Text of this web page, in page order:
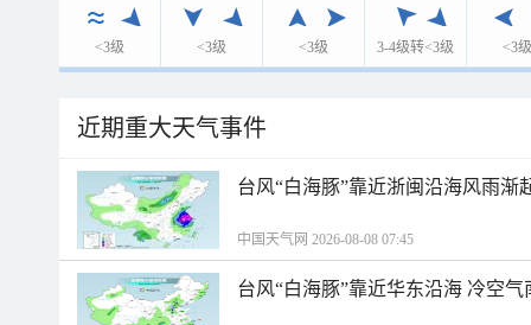
<3级 <3级 <3级 3-4级转<3级 <3级
近期重大天气事件
台风“白海豚”靠近浙闽沿海风雨渐
中国天气网 2026-08-08 07:45
台风“白海豚”靠近华东沿海 冷空